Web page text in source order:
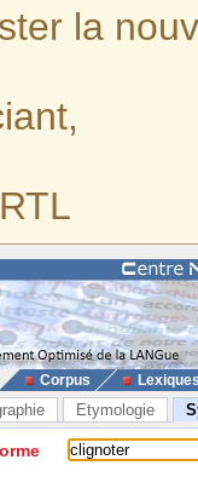
la
Corpus
Etymologie